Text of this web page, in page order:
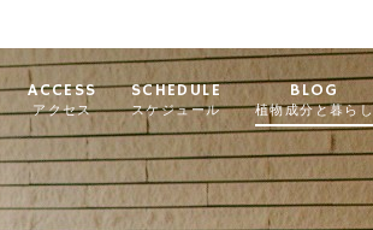
ACCESS
アクセス
SCHEDULE
スケジュール
BLOG
植物成分と暮らし